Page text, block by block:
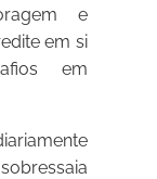
e
em si
em